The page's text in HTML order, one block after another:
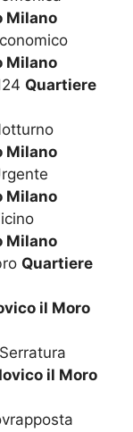
Milano
Milano
Quartiere
Milano
Milano
Milano
Quartiere
il Moro
il Moro